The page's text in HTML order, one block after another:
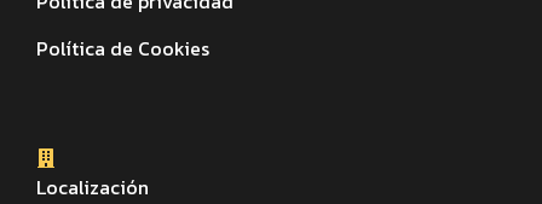
Política de Cookies
Localización